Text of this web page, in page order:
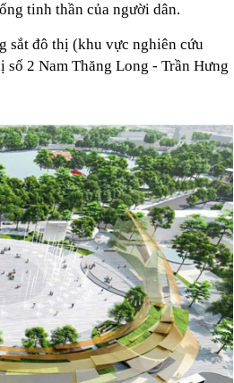
tinh thần của người dân.
sắt đô thị (khu vực nghiên cứu
2 Nam Thăng Long - Trần Hưng